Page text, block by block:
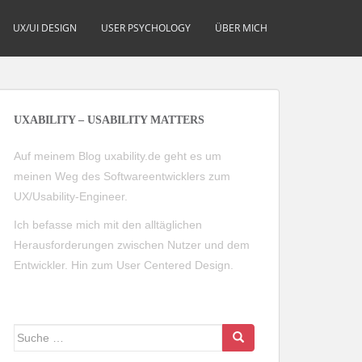
UX/UI DESIGN USER PSYCHOLOGY ÜBER MICH
UXABILITY – USABILITY MATTERS
Auf meinem Blog uxability.de geht es um
meinen Weg des Softwareentwicklers zum
UX/Usability-Engineer.
Ich befasse mich mit den alltäglichen
Herausforderungen zwischen Nutzer und dem
Entwickler. Hin zum User Centered Design.
Suche